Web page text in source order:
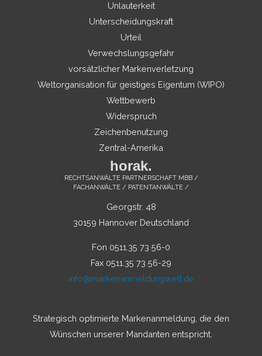
Unlauterkeit
Unterscheidungskraft
Urteil
Verwechslungsgefahr
vorsätzlicher Markenverletzung
Weltorganisation für geistiges Eigentum (WIPO)
Wettbewerb
Widerspruch
Zeichenbenutzung
Zentral-Amerika
horak.
RECHTSANWÄLTE PARTNERSCHAFT MBB /
FACHANWÄLTE / PATENTANWÄLTE /
Georgstr. 48
30159 Hannover Deutschland
Fon 0511.35 73 56-0
Fax 0511.35 73 56-29
info@markenanmeldungwelt.de
Strategisch optimierte Markenanmeldung, die den
Wünschen unserer Mandanten entspricht.